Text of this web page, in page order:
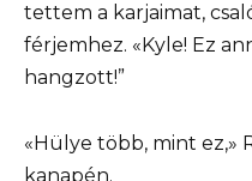
tettem a karjaimat,
férjemhez. «Kyle! Ez
hangzott!”
«Hülye több, mint ez,»
kanapén.